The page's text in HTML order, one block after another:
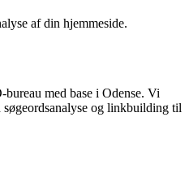
af din hjemmeside.
med base i Odense. Vi
og linkbuilding til